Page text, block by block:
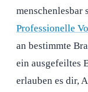
menschenlesbar
Professionelle
an bestimmte
ein ausgefeiltes
erlauben es dir,